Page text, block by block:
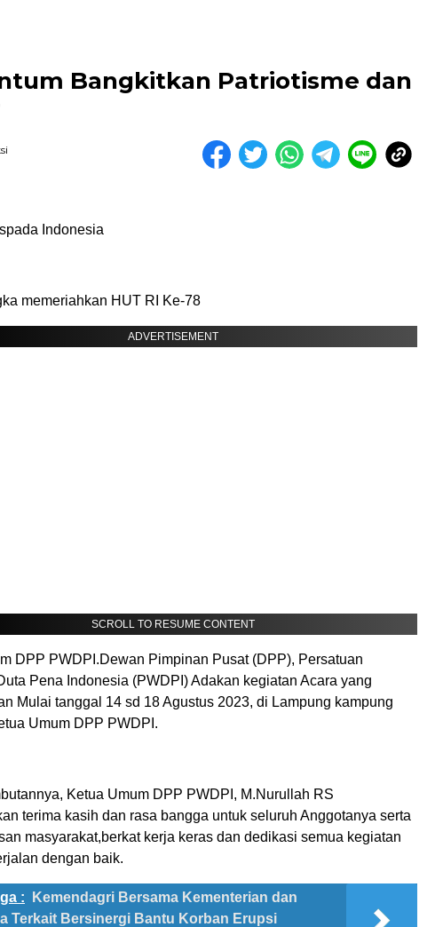
Bangkitkan Patriotisme dan
Indonesia
memeriahkan HUT RI Ke-78
ADVERTISEMENT
SCROLL TO RESUME CONTENT
DPP PWDPI.Dewan Pimpinan Pusat (DPP), Persatuan
Pena Indonesia (PWDPI) Adakan kegiatan Acara yang
Mulai tanggal 14 sd 18 Agustus 2023, di Lampung kampung
Umum DPP PWDPI.
Ketua Umum DPP PWDPI, M.Nurullah RS
terima kasih dan rasa bangga untuk seluruh Anggotanya serta
masyarakat,berkat kerja keras dan dedikasi semua kegiatan
dengan baik.
:
Kemendagri Bersama Kementerian dan
Terkait Bersinergi Bantu Korban Erupsi